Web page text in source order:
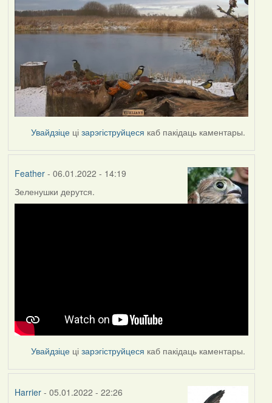
Увайдзіце цізарэгіструйцеся каб пакідаць каментары.
Feather- 06.01.2022 - 14:19
Зеленушки дерутся.
Увайдзіце цізарэгіструйцеся каб пакідаць каментары.
Harrier- 05.01.2022 - 22:26